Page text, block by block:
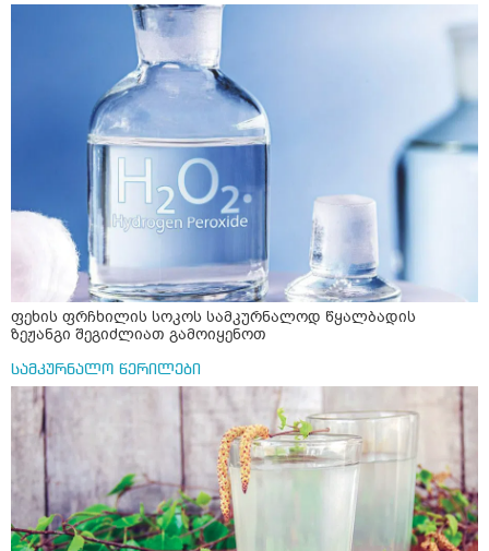
ფეხის ფრჩხილის სოკოს სამკურნალოდ წყალბადის
ზეჟანგი შეგიძლიათ გამოიყენოთ
სამკურნალო წერილები